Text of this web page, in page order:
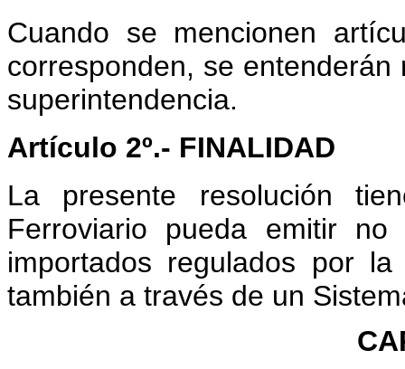
Cuando se mencionen
corresponden, se
superintendencia.
Artículo 2º.- FINALIDAD
La presente resolución
Ferroviario pueda emitir
importados regulados por
también a través de un